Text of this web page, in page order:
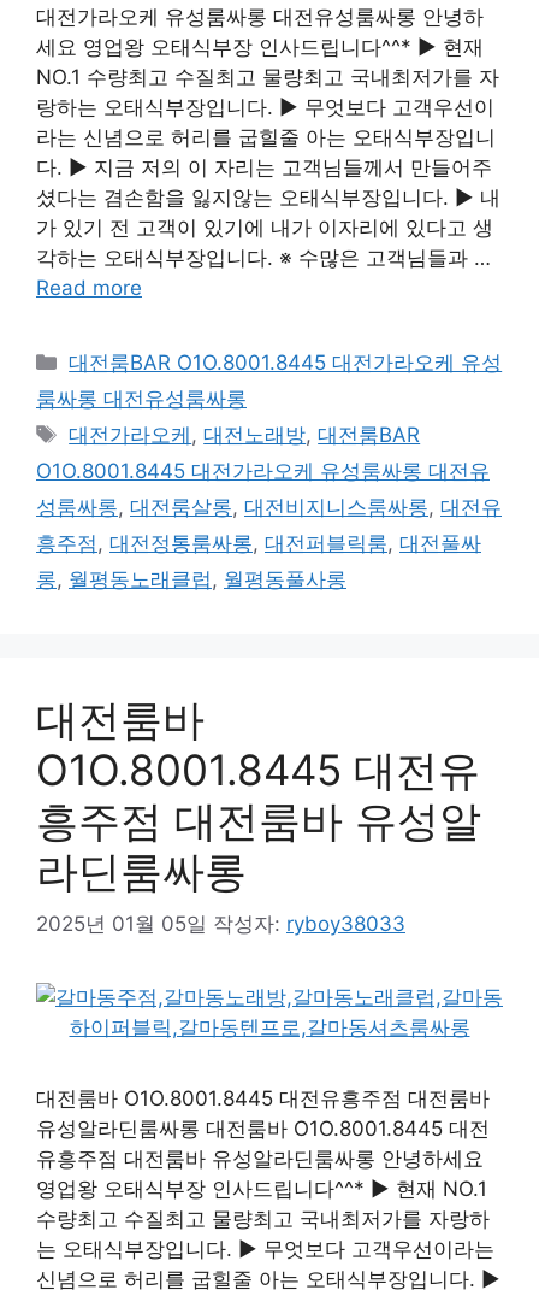
대전가라오케 유성룸싸롱 대전유성룸싸롱 안녕하
세요 영업왕 오태식부장 인사드립니다^^* ▶ 현재
NO.1 수량최고 수질최고 물량최고 국내최저가를 자
랑하는 오태식부장입니다. ▶ 무엇보다 고객우선이
라는 신념으로 허리를 굽힐줄 아는 오태식부장입니
다. ▶ 지금 저의 이 자리는 고객님들께서 만들어주
셨다는 겸손함을 잃지않는 오태식부장입니다. ▶ 내
가 있기 전 고객이 있기에 내가 이자리에 있다고 생
각하는 오태식부장입니다. ※ 수많은 고객님들과 …
Read more
카
테
고
리
대전룸BAR O1O.8001.8445 대전가라오케 유성
룸싸롱 대전유성룸싸롱
태
그
대전가라오케 ,대전노래방,대전룸BAR
O1O.8001.8445 대전가라오케 유성룸싸롱 대전유
성룸싸롱, 대전룸살롱, 대전비지니스룸싸롱, 대전유
흥주점 , 대전정통룸싸롱, 대전퍼블릭룸, 대전풀싸
롱, 월평동노래클럽 , 월평동풀사롱
대전룸바
O1O.8001.8445 대전유
흥주점 대전룸바 유성알
라딘룸싸롱
2025년 01월 05일 작성자: ryboy38033
대전룸바 O1O.8001.8445 대전유흥주점 대전룸바
유성알라딘룸싸롱 대전룸바 O1O.8001.8445 대전
유흥주점 대전룸바 유성알라딘룸싸롱 안녕하세요
영업왕 오태식부장 인사드립니다^^* ▶ 현재 NO.1
수량최고 수질최고 물량최고 국내최저가를 자랑하
는 오태식부장입니다. ▶ 무엇보다 고객우선이라는
신념으로 허리를 굽힐줄 아는 오태식부장입니다. ▶